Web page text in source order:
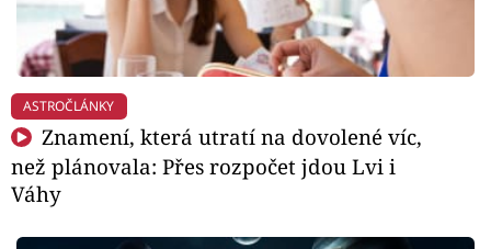
ASTROČLÁNKY
Znamení, která utratí na dovolené víc,
než plánovala: Přes rozpočet jdou Lvi i
Váhy